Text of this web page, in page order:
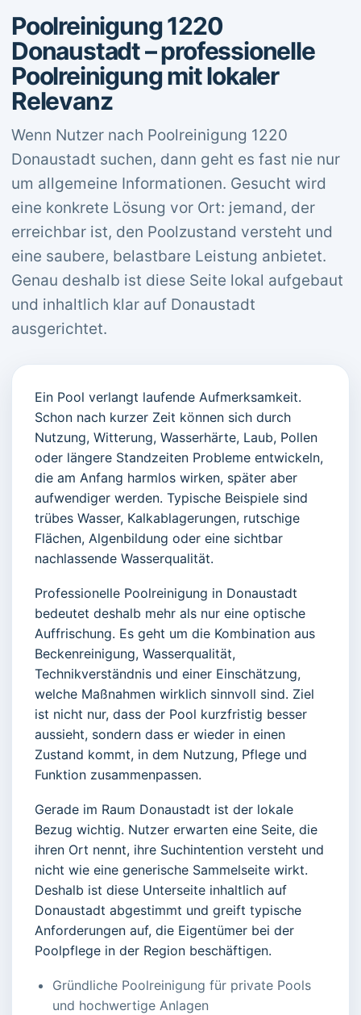
Poolreinigung 1220
Donaustadt – professionelle
Poolreinigung mit lokaler
Relevanz
Wenn Nutzer nach Poolreinigung 1220
Donaustadt suchen, dann geht es fast nie nur
um allgemeine Informationen. Gesucht wird
eine konkrete Lösung vor Ort: jemand, der
erreichbar ist, den Poolzustand versteht und
eine saubere, belastbare Leistung anbietet.
Genau deshalb ist diese Seite lokal aufgebaut
und inhaltlich klar auf Donaustadt
ausgerichtet.
Ein Pool verlangt laufende Aufmerksamkeit.
Schon nach kurzer Zeit können sich durch
Nutzung, Witterung, Wasserhärte, Laub, Pollen
oder längere Standzeiten Probleme entwickeln,
die am Anfang harmlos wirken, später aber
aufwendiger werden. Typische Beispiele sind
trübes Wasser, Kalkablagerungen, rutschige
Flächen, Algenbildung oder eine sichtbar
nachlassende Wasserqualität.
Professionelle Poolreinigung in Donaustadt
bedeutet deshalb mehr als nur eine optische
Auffrischung. Es geht um die Kombination aus
Beckenreinigung, Wasserqualität,
Technikverständnis und einer Einschätzung,
welche Maßnahmen wirklich sinnvoll sind. Ziel
ist nicht nur, dass der Pool kurzfristig besser
aussieht, sondern dass er wieder in einen
Zustand kommt, in dem Nutzung, Pflege und
Funktion zusammenpassen.
Gerade im Raum Donaustadt ist der lokale
Bezug wichtig. Nutzer erwarten eine Seite, die
ihren Ort nennt, ihre Suchintention versteht und
nicht wie eine generische Sammelseite wirkt.
Deshalb ist diese Unterseite inhaltlich auf
Donaustadt abgestimmt und greift typische
Anforderungen auf, die Eigentümer bei der
Poolpflege in der Region beschäftigen.
Gründliche Poolreinigung für private Pools
und hochwertige Anlagen